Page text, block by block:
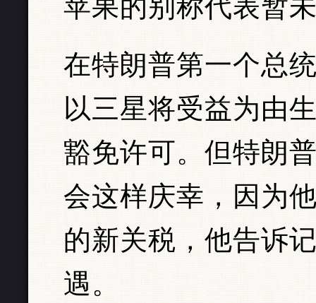
苹果的别称代表暂
在特朗普第一个总
以三星将受益为由
豁免许可。但特朗
会这样庆幸，因为
的新关税，他告诉
遇。